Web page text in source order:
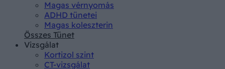
Magas vérnyomás
ADHD tünetei
Magas koleszterin
Összes Tünet
Vizsgálat
Kortizol szint
CT-vizsgálat